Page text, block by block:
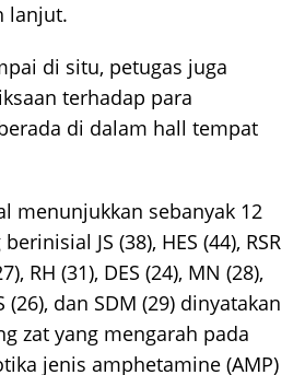
lanjut.
di situ, petugas juga
terhadap para
di dalam hall tempat
menunjukkan sebanyak 12
JS (38), HES (44), RSR
RH (31), DES (24), MN (28),
(26), dan SDM (29) dinyatakan
zat yang mengarah pada
jenis amphetamine (AMP)